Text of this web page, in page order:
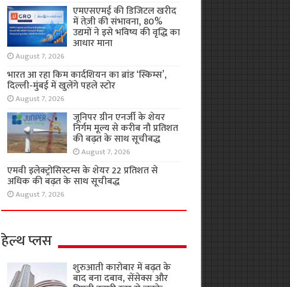
एमएसएमई की डिजिटल खरीद
में तेज़ी की संभावना, 80%
उद्यमों ने इसे भविष्य की वृद्धि का
आधार माना
August 7, 2026
भारत आ रहा किम कार्दशियन का ब्रांड ‘स्किम्स’,
दिल्ली-मुंबई में खुलेंगे पहले स्टोर
August 7, 2026
जूनिपर ग्रीन एनर्जी के शेयर
निर्गम मूल्य से करीब नौ प्रतिशत
की बढ़त के साथ सूचीबद्ध
August 7, 2026
एमवी इलेक्ट्रोसिस्टम्स के शेयर 22 प्रतिशत से
अधिक की बढ़त के साथ सूचीबद्ध
August 7, 2026
हेल्थ प्लस
शुरुआती कारोबार में बढ़त के
बाद बना दबाव, सेंसेक्स और